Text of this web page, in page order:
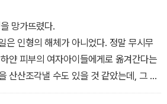
어와 법과 이미지로 절망을 ?
성이 더해지면 파멸로 이르는 길은ㅣ다.
망가뜨렸다.
은 인형의 해체가 아니었다. 정말 무시무
얀 피부의 여자아이들에게로 옮겨간다는
산산조각낼 수도 있을 것 같았는데, 그 무
렇게 하고 싶은 마음이 너무 강해서였